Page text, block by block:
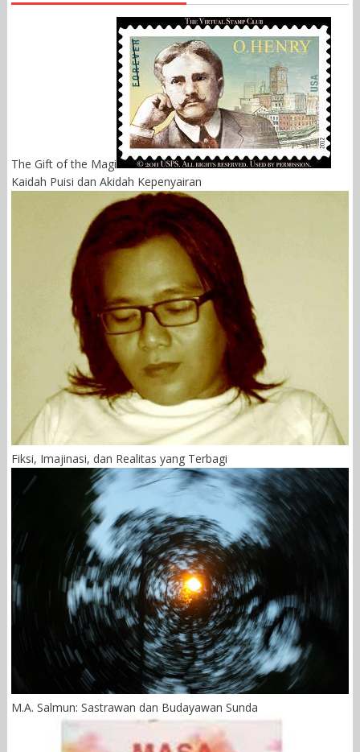
The Gift of the Magi
Kaidah Puisi dan Akidah Kepenyairan
Fiksi, Imajinasi, dan Realitas yang Terbagi
M.A. Salmun: Sastrawan dan Budayawan Sunda